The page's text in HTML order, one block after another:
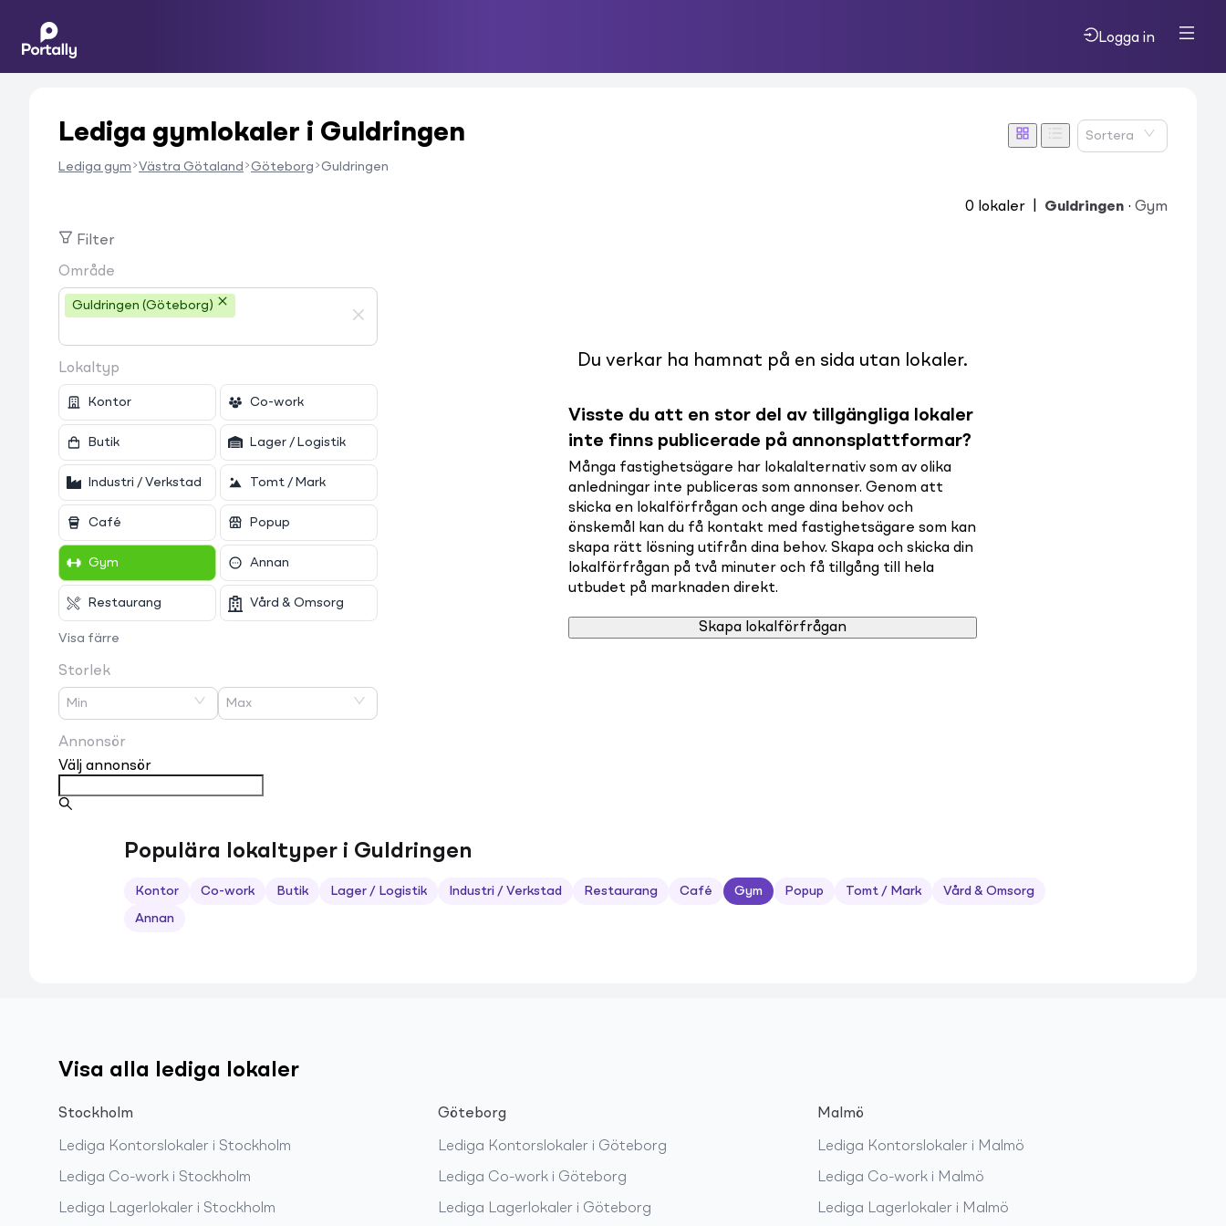
Logga in
Lediga gymlokaler i Guldringen
Lediga gym Västra Götaland Göteborg Guldringen
Sortera
0 lokaler Guldringen · Gym
Filter
Område
Guldringen (Göteborg)
Lokaltyp
Kontor Co-work
Butik Lager / Logistik
Industri / Verkstad Tomt / Mark
Café Popup
Gym Annan
Restaurang Vård & Omsorg
Visa färre
Storlek
Min Max
Annonsör
Välj annonsör
Du verkar ha hamnat på en sida utan lokaler.
Visste du att en stor del av tillgängliga lokaler
inte finns publicerade på annonsplattformar?
Många fastighetsägare har lokalalternativ som av olika
anledningar inte publiceras som annonser. Genom att
skicka en lokalförfrågan och ange dina behov och
önskemål kan du få kontakt med fastighetsägare som kan
skapa rätt lösning utifrån dina behov. Skapa och skicka din
lokalförfrågan på två minuter och få tillgång till hela
utbudet på marknaden direkt.
Skapa lokalförfrågan
Populära lokaltyper i Guldringen
Kontor Co-work Butik Lager / Logistik Industri / Verkstad Restaurang Café Gym Popup Tomt / Mark Vård & Omsorg
Annan
Visa alla lediga lokaler
Stockholm
Lediga Kontorslokaler i Stockholm
Lediga Co-work i Stockholm
Lediga Lagerlokaler i Stockholm
Göteborg
Lediga Kontorslokaler i Göteborg
Lediga Co-work i Göteborg
Lediga Lagerlokaler i Göteborg
Malmö
Lediga Kontorslokaler i Malmö
Lediga Co-work i Malmö
Lediga Lagerlokaler i Malmö